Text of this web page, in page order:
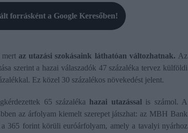
forrásként a Google Keresőben!
az utazási szokásaink láthatóan változhatnak. Az
szerint a hazai válaszadók 47 százaléka tervez külföldi
Ez közel 30 százalékos növekedést jelent.
65 százaléka hazai utazássalis számol. A
az árfolyam kiemelt szerepet játszhat: az MBH Bank
365 forint körüli euróárfolyam, amely a tavalyi nyárhoz